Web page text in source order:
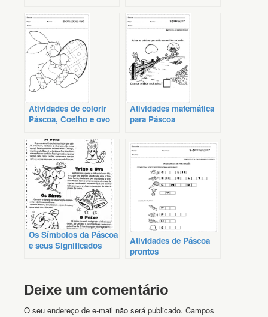
Atividades de colorir
Páscoa, Coelho e ovo
Atividades matemática
para Páscoa
Os Símbolos da Páscoa
e seus Significados
Atividades de Páscoa
prontos
Deixe um comentário
O seu endereço de e-mail não será publicado. Campos